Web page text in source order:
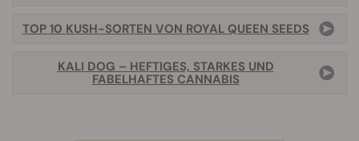
TOP 10 KUSH-SORTEN VON ROYAL QUEEN SEEDS
KALI DOG – HEFTIGES, STARKES UND
FABELHAFTES CANNABIS